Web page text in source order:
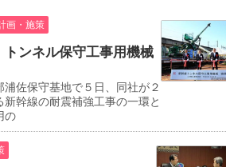
画・施策
ンネル保守工事用機械
佐保守基地で５日、同社が２
幹線の耐震補強工事の一環と
の